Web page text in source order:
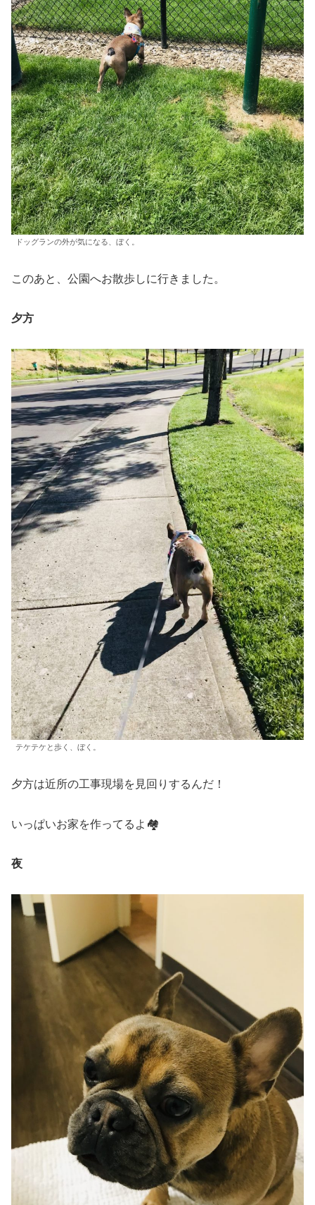
ドッグランの外が気になる、ぼく。
このあと、公園へお散歩しに行きました。
夕方
テケテケと歩く、ぼく。
夕方は近所の工事現場を見回りするんだ！
いっぱいお家を作ってるよ🏘
夜